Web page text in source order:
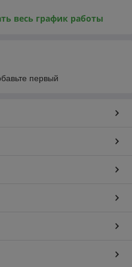
весь график работы
первый